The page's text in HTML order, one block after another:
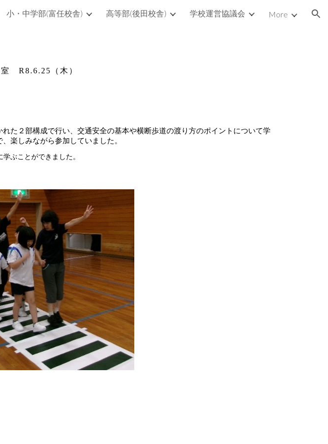
Skip to navigation
小・中学部(富任校舎) 高等部(後田校舎) 学校運営協議会 More
R8.6.25（木）
た２部構成で行い、交通安全の基本や横断歩道の渡り方のポイントについて学
楽しみながら参加していました。
ぶことができました。